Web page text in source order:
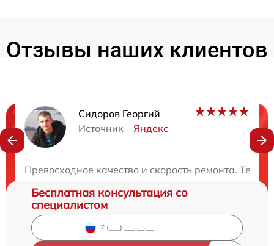
Отзывы наших клиентов
Сидоров Георгий
Источник – Яндекс
Превосходное качество и скорость ремонта.
Нужна консультация?
Бесплатная консультация со
специалистом